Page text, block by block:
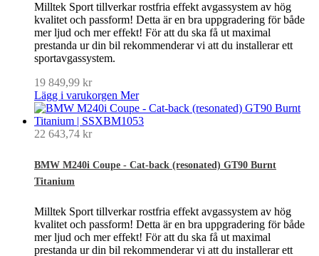
Milltek Sport tillverkar rostfria effekt avgassystem av hög
kvalitet och passform! Detta är en bra uppgradering för både
mer ljud och mer effekt! För att du ska få ut maximal
prestanda ur din bil rekommenderar vi att du installerar ett
sportavgassystem.
19 849,99 kr
Lägg i varukorgen Mer
22 643,74 kr
BMW M240i Coupe - Cat-back (resonated) GT90 Burnt
Titanium
Milltek Sport tillverkar rostfria effekt avgassystem av hög
kvalitet och passform! Detta är en bra uppgradering för både
mer ljud och mer effekt! För att du ska få ut maximal
prestanda ur din bil rekommenderar vi att du installerar ett